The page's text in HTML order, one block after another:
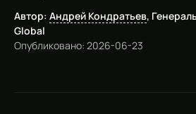
Автор: Андрей Кондратьев,
Global
Опубликовано: 2026-06-23